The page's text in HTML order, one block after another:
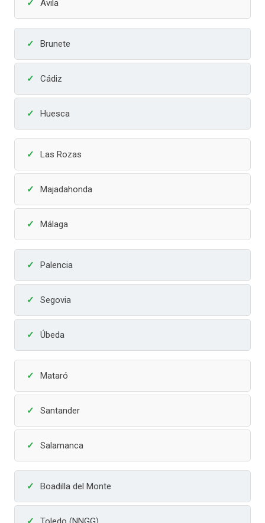
Ávila
Brunete
Cádiz
Huesca
Las Rozas
Majadahonda
Málaga
Palencia
Segovia
Úbeda
Mataró
Santander
Salamanca
Boadilla del Monte